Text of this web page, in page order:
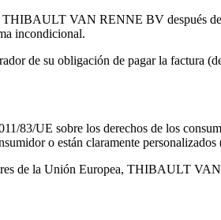
VAN RENNE BV después
incondicional.
de su obligación de pagar la factura
83/UE sobre los derechos de los
o están claramente
de la Unión Europea, THIBAULT